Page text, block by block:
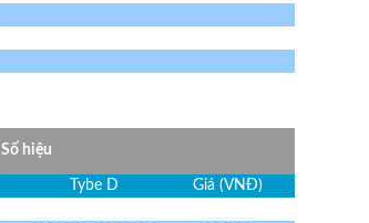
Số hiệu
Tybe D Giá (VNĐ)